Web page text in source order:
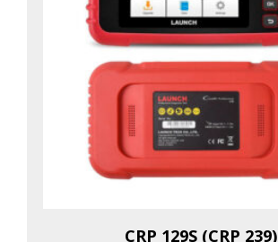
CRP 129S (CRP 239)